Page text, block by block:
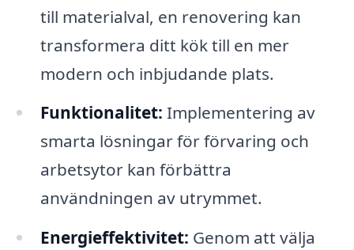
till materialval, en renovering kan
transformera ditt kök till en mer
modern och inbjudande plats.
Funktionalitet: Implementering av
smarta lösningar för förvaring och
arbetsytor kan förbättra
användningen av utrymmet.
Energieffektivitet: Genom att välja